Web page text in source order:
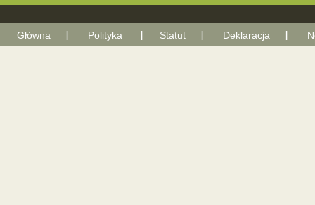
Główna Polityka Statut Deklaracja With